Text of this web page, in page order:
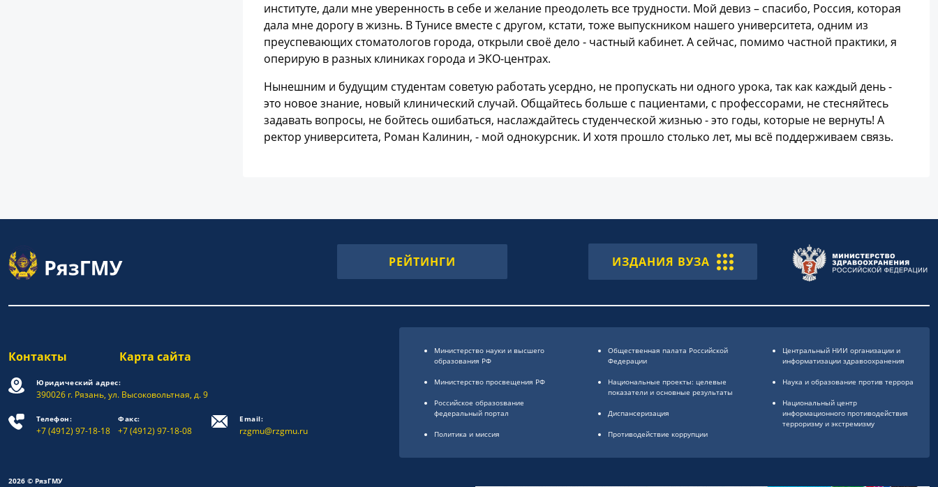
институте, дали мне уверенность в себе и желание преодолеть все трудности. Мой девиз – спасибо, Россия, которая
дала мне дорогу в жизнь. В Тунисе вместе с другом, кстати, тоже выпускником нашего университета, одним из
преуспевающих стоматологов города, открыли своё дело - частный кабинет. А сейчас, помимо частной практики, я
оперирую в разных клиниках города и ЭКО-центрах.
Нынешним и будущим студентам советую работать усердно, не пропускать ни одного урока, так как каждый день -
это новое знание, новый клинический случай. Общайтесь больше с пациентами, с профессорами, не стесняйтесь
задавать вопросы, не бойтесь ошибаться, наслаждайтесь студенческой жизнью - это годы, которые не вернуть! А
ректор университета, Роман Калинин, - мой однокурсник. И хотя прошло столько лет, мы всё поддерживаем связь.
РЕЙТИНГИ ИЗДАНИЯ ВУЗА
Контакты Карта сайта
Юридический адрес:
390026 г. Рязань, ул. Высоковольтная, д. 9
Телефон:
+7 (4912) 97-18-18
Факс:
+7 (4912) 97-18-08
Email:
rzgmu@rzgmu.ru
Министерство науки и высшего
образования РФ
Министерство просвещения РФ
Российское образоsвание
федеральный портал
Политика и миссия
Общественная палата Российской
Федерации
Национальные проекты: целевые
показатели и основные результаты
Диспансеризация
Противодействие коррупции
Центральный НИИ организации и
информатизации здравоохранения
Наука и образование против террора
Национальный центр
информационного противодействия
терроризму и экстремизму
2026 © РязГМУ